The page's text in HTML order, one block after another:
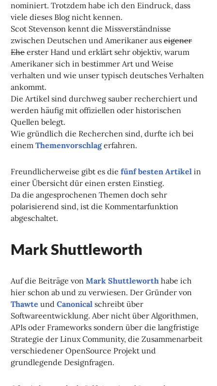
nominiert. Trotzdem habe ich den Eindruck, dass
viele dieses Blog nicht kennen.
Scot Stevenson kennt die Missverständnisse
zwischen Deutschen und Amerikaner auseigener
Eheerster Hand und erklärt sehr objektiv, warum
Amerikaner sich in bestimmer Art und Weise
verhalten und wie unser typisch deutsches Verhalten
ankommt.
Die Artikel sind durchweg sauber recherchiert und
werden häufig mit offiziellen oder historischen
Quellen belegt.
Wie gründlich die Recherchen sind, durfte ich bei
einemThemenvorschlagerfahren.
Freundlicherweise gibt es diefünf besten Artikel in
einer Übersicht dür einen ersten Einstieg.
Da die angesprochenen Themen doch sehr
polarisierend sind, ist die Kommentarfunktion
abgeschaltet.
Mark Shuttleworth
Auf die Beiträge vonMark Shuttleworth habe ich
hier schon ab und zu verwiesen. Der Gründer von
Thawte undCanonical schreibt über
Softwareentwicklung. Aber nicht über Algorithmen,
APIs oder Frameworks sondern über die langfristige
Strategie der Linux Community, die Zusammenarbeit
verschiedener OpenSource Projekt und
grundlegende Designfragen.